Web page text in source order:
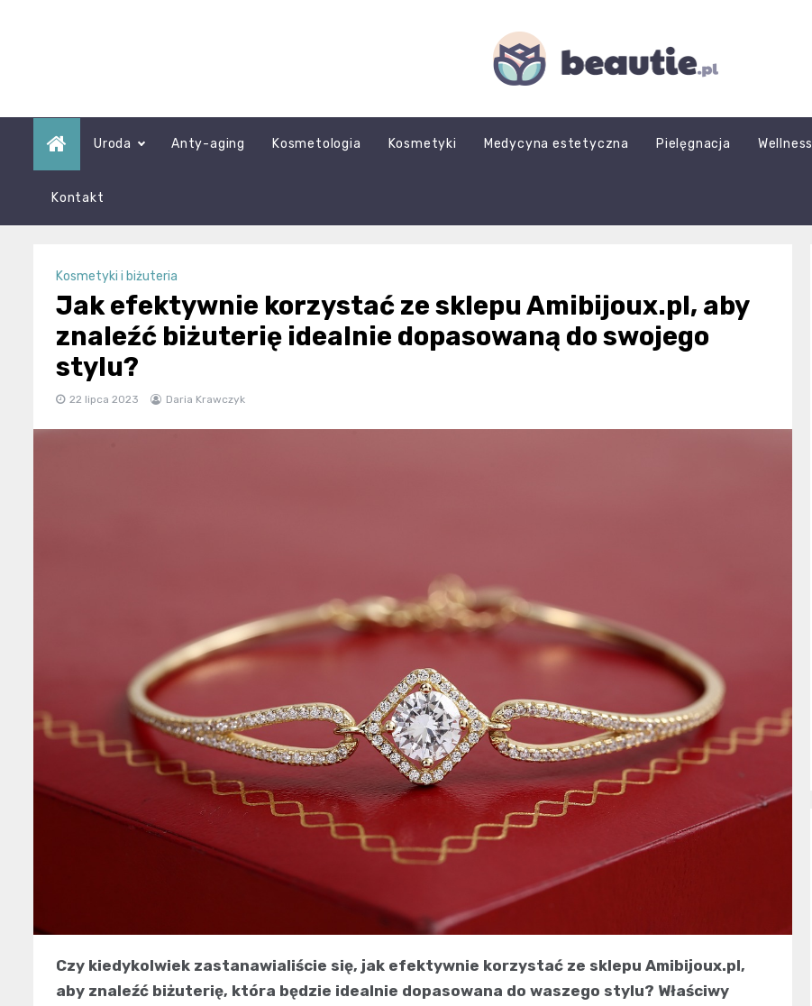
beautie.pl
Uroda Anty-aging Kosmetologia Kosmetyki Medycyna estetyczna Pielęgnacja Wellness
Kontakt
Kosmetyki i biżuteria
Jak efektywnie korzystać ze sklepu Amibijoux.pl, aby
znaleźć biżuterię idealnie dopasowaną do swojego
stylu?
22 lipca 2023 Daria Krawczyk
Czy kiedykolwiek zastanawialiście się, jak efektywnie korzystać ze sklepu Amibijoux.pl,
aby znaleźć biżuterię, która będzie idealnie dopasowana do waszego stylu? Właściwy